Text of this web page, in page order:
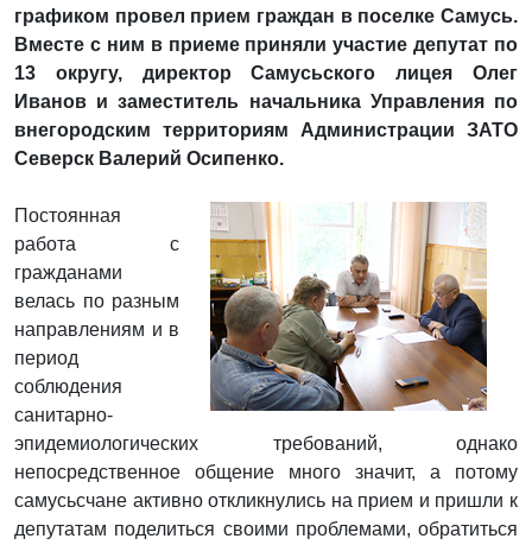
графиком провел прием граждан в поселке Самусь.
Вместе с ним в приеме приняли участие депутат по
13 округу, директор Самусьского лицея Олег
Иванов и заместитель начальника Управления по
внегородским территориям Администрации ЗАТО
Северск Валерий Осипенко.
Постоянная
работа с
гражданами
велась по разным
направлениям и в
период
соблюдения
санитарно-
эпидемиологических требований, однако
непосредственное общение много значит, а потому
самусьсчане активно откликнулись на прием и пришли к
депутатам поделиться своими проблемами, обратиться